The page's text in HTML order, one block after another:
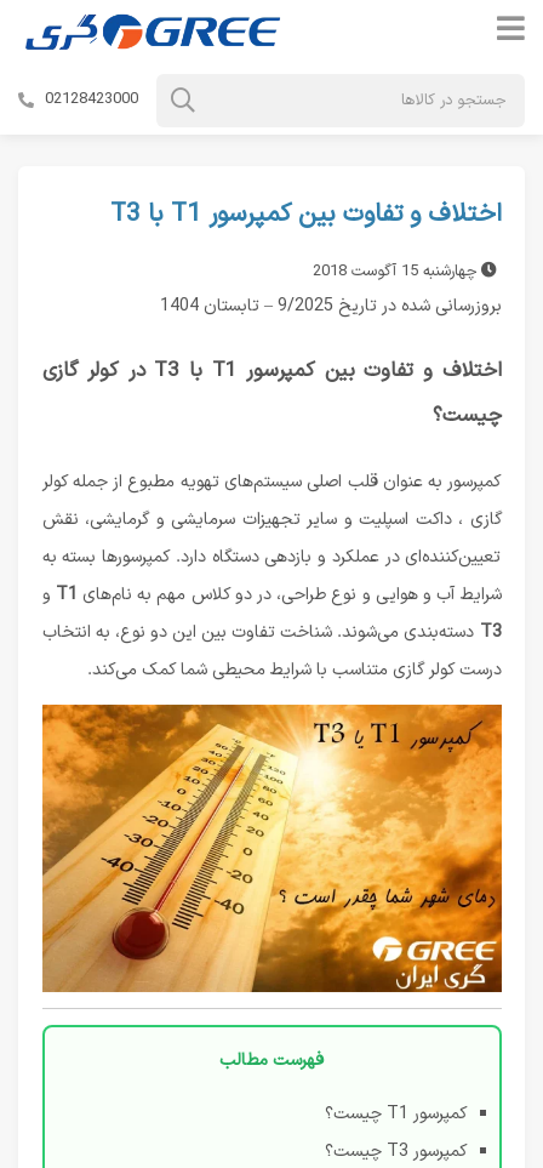
02128423000
اختلاف و تفاوت بین کمپرسور T1 با T3
چهارشنبه 15 آگوست 2018
بروزرسانی شده در تاریخ 9/2025 – تابستان 1404
اختلاف و تفاوت بین کمپرسور T1 با T3 در کولر گازی
چیست؟
کمپرسور به عنوان قلب اصلی سیستم‌های تهویه مطبوع از جملهکولر
گازی ،داکت اسپلیت و سایر تجهیزات سرمایشی و گرمایشی، نقش
تعیین‌کننده‌ای در عملکرد و بازدهی دستگاه دارد. کمپرسورها بسته به
شرایط آب و هوایی و نوع طراحی، در دو کلاس مهم به نام‌های T1 و
T3 دسته‌بندی می‌شوند. شناخت تفاوت بین این دو نوع، به انتخاب
درست کولر گازی متناسب با شرایط محیطی شما کمک می‌کند.
فهرست مطالب
کمپرسور T1 چیست؟
کمپرسور T3 چیست؟